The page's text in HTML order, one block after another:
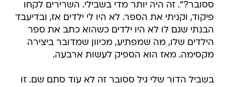
ססובר?". זה היה יותר מדי בשבילי. השרירים לקחו
פיקוד, וקניתי את הספר. לא היו לי ילדים אז, ובדיעבד
הבנתי שגם לו לא היו ילדים כשהוא כתב את ספר
הילדים שלו, מה שמפתיע, מכיוון שמדובר ביצירה
מקסימה. מאז הוא הספיק לעשות ארבעה.
בשביל הדור שלי גיל ססובר זה לא עוד סתם שם. זו